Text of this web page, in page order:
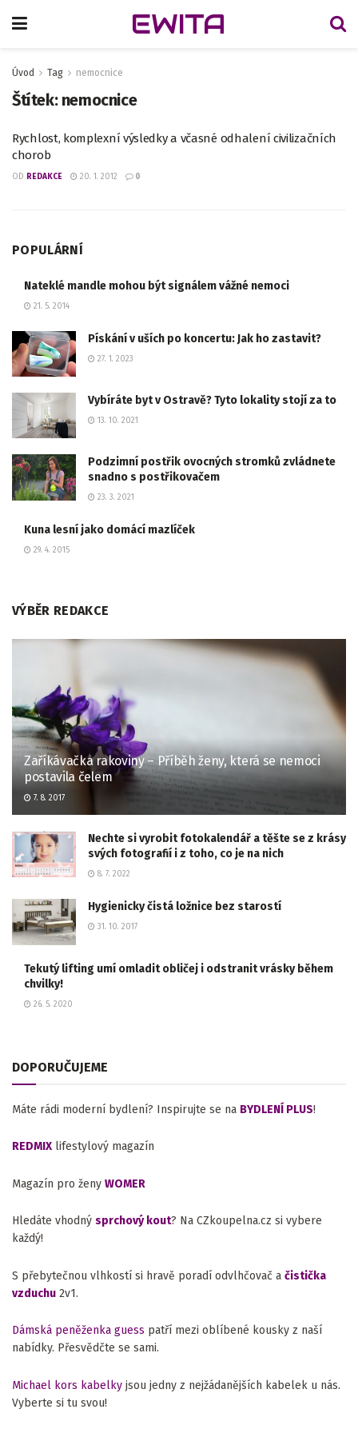
EWITA
Úvod Tag nemocnice
Štítek: nemocnice
Rychlost, komplexní výsledky a včasné odhalení civilizačních
chorob
OD REDAKCE 20. 1. 2012 0
POPULÁRNÍ
Nateklé mandle mohou být signálem vážné nemoci
21. 5. 2014
Pískání v uších po koncertu: Jak ho zastavit?
27. 1. 2023
Vybíráte byt v Ostravě? Tyto lokality stojí za to
13. 10. 2021
Podzimní postřik ovocných stromků zvládnete
snadno s postřikovačem
23. 3. 2021
Kuna lesní jako domácí mazlíček
29. 4. 2015
VÝBĚR REDAKCE
Zaříkávačka rakoviny – Příběh ženy, která se nemoci
postavila čelem
7. 8. 2017
Nechte si vyrobit fotokalendář a těšte se z krásy
svých fotografií i z toho, co je na nich
8. 7. 2022
Hygienicky čistá ložnice bez starostí
31. 10. 2017
Tekutý lifting umí omladit obličej i odstranit vrásky během
chvilky!
26. 5. 2020
DOPORUČUJEME
Máte rádi moderní bydlení? Inspirujte se na BYDLENÍ PLUS!
REDMIX lifestylový magazín
Magazín pro ženy WOMER
Hledáte vhodný sprchový kout? Na CZkoupelna.cz si vybere
každý!
S přebytečnou vlhkostí si hravě poradí odvlhčovač a čistička
vzduchu 2v1.
Dámská peněženka guess patří mezi oblíbené kousky z naší
nabídky. Přesvědčte se sami.
Michael kors kabelky jsou jedny z nejžádanějších kabelek u nás.
Vyberte si tu svou!